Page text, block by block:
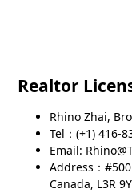
Realtor
Rhino Zhai,
Tel：(+1) 416-
Email:
Address：
Canada, L3R